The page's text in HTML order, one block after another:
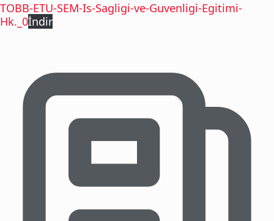
TOBB-ETU-SEM-Is-Sagligi-ve-Guvenligi-Egitimi-
Hk._0İndir